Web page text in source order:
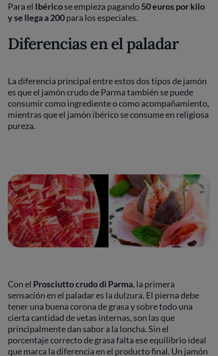
Para el Ibéricose empieza pagando50 euros por kilo
y se llega a 200para los especiales.
Diferencias en el paladar
La diferencia principal entre estos dos tipos de jamón
es que el jamón crudo de Parma también se puede
consumir como ingrediente o como acompañamiento,
mientras que el jamón ibérico se consume en religiosa
pureza.
Con el Prosciutto crudo di Parma, la primera
sensación en el paladar es la dulzura. El pierna debe
tener una buena corona de grasa y sobre todo una
cierta cantidad de vetas internas, son las que
principalmente dan sabor a la loncha. Sin el
porcentaje correcto de grasa falta ese equilibrio ideal
que marca la diferencia en el producto final. Un jamón